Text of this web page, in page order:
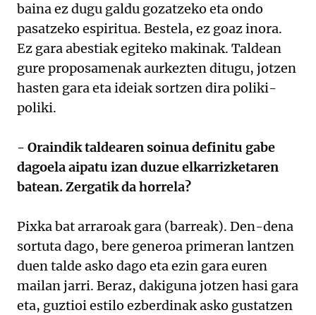
baina ez dugu galdu gozatzeko eta ondo
pasatzeko espiritua. Bestela, ez goaz inora.
Ez gara abestiak egiteko makinak. Taldean
gure proposamenak aurkezten ditugu, jotzen
hasten gara eta ideiak sortzen dira poliki-
poliki.
- Oraindik taldearen soinua definitu gabe
dagoela aipatu izan duzue elkarrizketaren
batean. Zergatik da horrela?
Pixka bat arraroak gara (barreak). Den-dena
sortuta dago, bere generoa primeran lantzen
duen talde asko dago eta ezin gara euren
mailan jarri. Beraz, dakiguna jotzen hasi gara
eta, guztioi estilo ezberdinak asko gustatzen